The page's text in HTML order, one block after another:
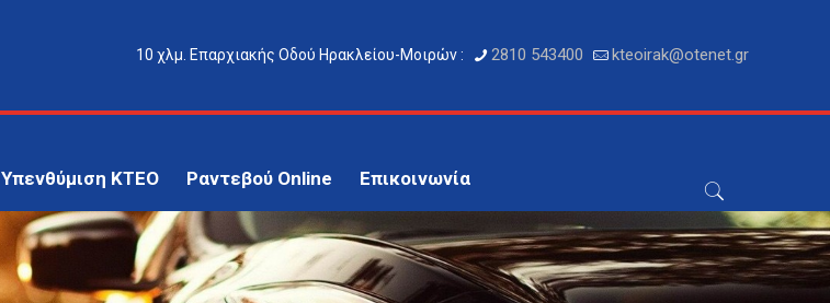
10 χλμ. Επαρχιακής Οδού Ηρακλείου-Μοιρών : 2810 543400 kteoirak@otenet.gr
Υπενθύμιση ΚΤΕΟ Ραντεβού Online Επικοινωνία